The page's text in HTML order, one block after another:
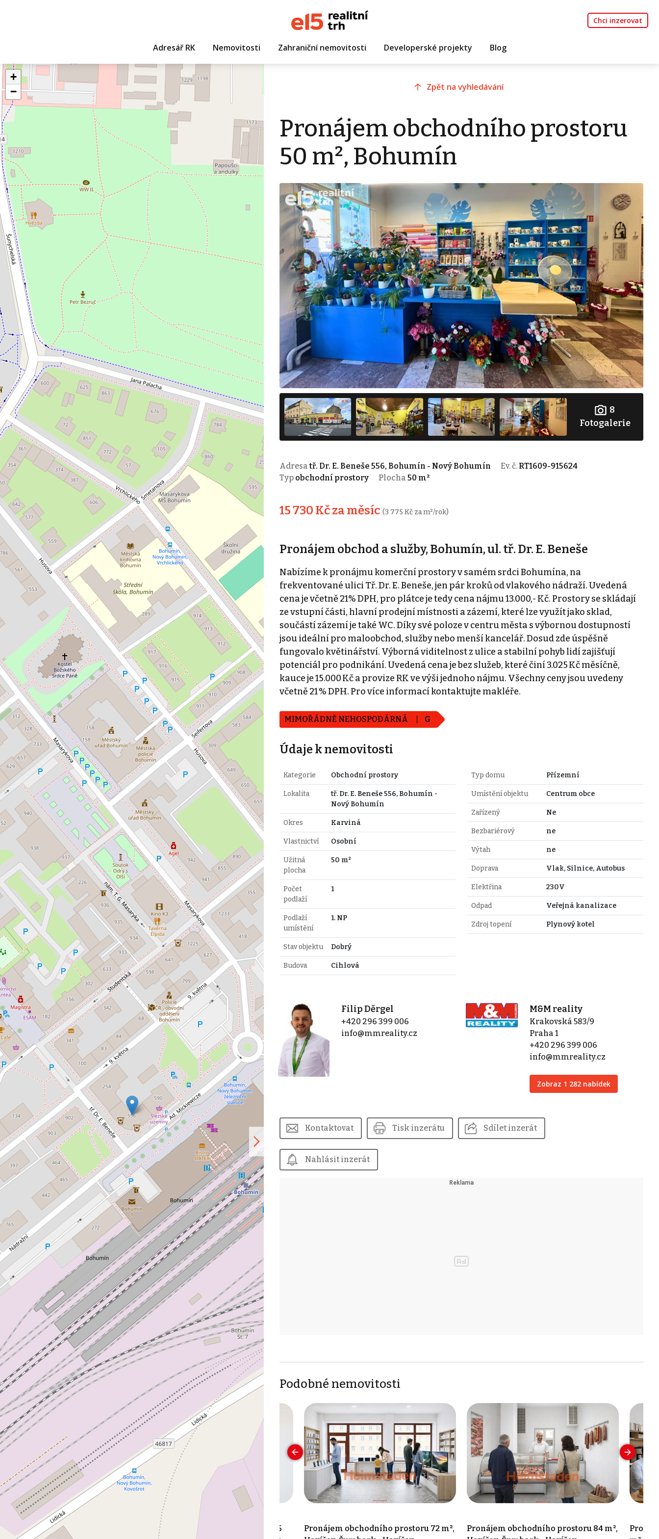
Chci inzerovat
Adresář RK Nemovitosti Zahraniční nemovitosti Developerské projekty Blog
+
−
Zpět na vyhledávání
Pronájem obchodního prostoru
50 m², Bohumín
8
Fotogalerie
Adresatř. Dr. E. Beneše 556, Bohumín - Nový Bohumín Ev. č. RT1609-915624
Typ obchodní prostory Plocha 50 m²
15 730 Kč za měsíc (3 775 Kč za m²/rok)
Pronájem obchod a služby, Bohumín, ul. tř. Dr. E. Beneše
Nabízíme k pronájmu komerční prostory v samém srdci Bohumína, na
frekventované ulici Tř. Dr. E. Beneše, jen pár kroků od vlakového nádraží. Uvedená
cena je včetně 21% DPH, pro plátce je tedy cena nájmu 13.000,- Kč. Prostory se skládají
ze vstupní části, hlavní prodejní místnosti a zázemí, které lze využít jako sklad,
součástí zázemí je také WC. Díky své poloze v centru města s výbornou dostupností
jsou ideální pro maloobchod, služby nebo menší kancelář. Dosud zde úspěšně
fungovalo květinářství. Výborná viditelnost z ulice a stabilní pohyb lidí zajišťují
potenciál pro podnikání. Uvedená cena je bez služeb, které činí 3.025 Kč měsíčně,
kauce je 15.000 Kč a provize RK ve výši jednoho nájmu. Všechny ceny jsou uvedeny
včetně 21 % DPH. Pro více informací kontaktujte makléře.
MIMOŘÁDNĚ NEHOSPODÁRNÁ G
Údaje k nemovitosti
Kategorie Obchodní prostory
Lokalita
tř. Dr. E. Beneše 556, Bohumín -
Nový Bohumín
Okres Karviná
Vlastnictví Osobní
Užitná
plocha
50 m²
Počet
podlaží
1
Podlaží
umístění
1. NP
Stav objektu Dobrý
Budova Cihlová
Typ domu Přízemní
Umístění objektu Centrum obce
Zařízený Ne
Bezbariérový ne
Výtah ne
Doprava Vlak, Silnice, Autobus
Elektřina 230V
Odpad Veřejná kanalizace
Zdroj topení Plynový kotel
Filip Děrgel
+420 296 399 006
info@mmreality.cz
M&M reality
Krakovská 583/9
Praha 1
+420 296 399 006
info@mmreality.cz
Zobraz 1 282 nabídek
Kontaktovat Tisk inzerátu Sdílet inzerát
Nahlásit inzerát
Podobné nemovitosti
obchodního prostoru 116
Pronájem obchodního prostoru 376
Pronájem obchodního prostoru 72 m²,
Pronájem obchodního prostoru 84 m²,